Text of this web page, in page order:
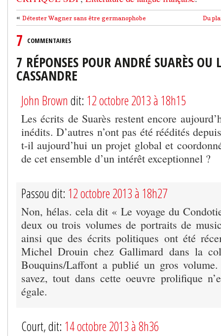
Du
« Détester Wagner sans être germanophobe
7 COMMENTAIRES
7 RÉPONSES POUR ANDRÉ SUARÈS OU
CASSANDRE
John Brown dit: 12 octobre 2013 à 18h15
Les écrits de Suarès restent encore
inédits. D’autres n’ont pas été réédités
t-il aujourd’hui un projet global et
de cet ensemble d’un intérêt exceptionnel ?
Passou dit: 12 octobre 2013 à 18h27
Non, hélas. cela dit « Le voyage du
deux ou trois volumes de portraits de
ainsi que des écrits politiques ont été
Michel Drouin chez Gallimard dans la
Bouquins/Laffont a publié un gros
savez, tout dans cette oeuvre prolifique
égale.
Court, dit: 14 octobre 2013 à 8h36